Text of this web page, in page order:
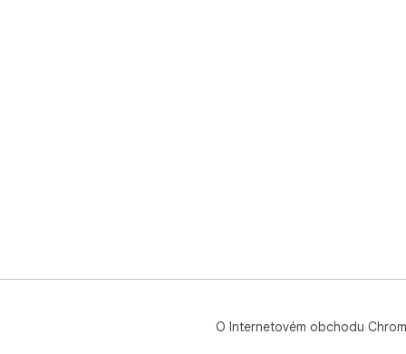
O Internetovém obchodu